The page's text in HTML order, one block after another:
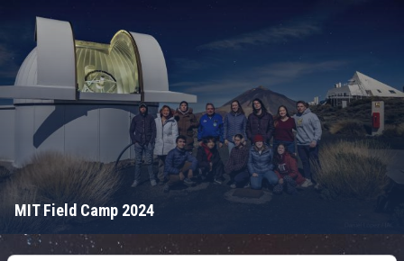
MIT Field Camp 2024